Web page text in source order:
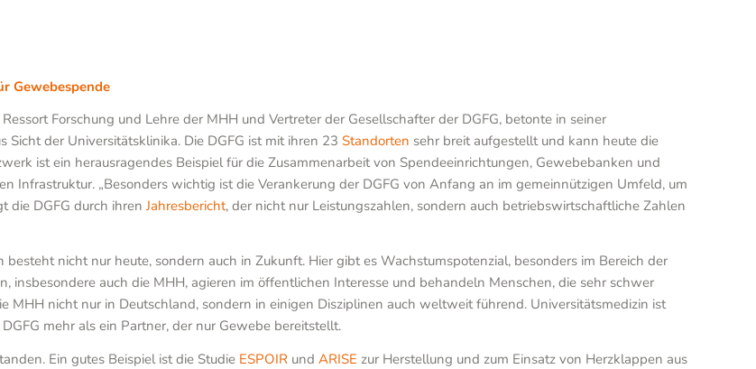
Gewebespende
Forschung und Lehre der MHH und Vertreter der Gesellschafter der DGFG, betonte in seiner
der Universitätsklinika. Die DGFG ist mit ihren 23 Standorten sehr breit aufgestellt und kann heute die
ist ein herausragendes Beispiel für die Zusammenarbeit von Spendeeinrichtungen, Gewebebanken und
Infrastruktur. „Besonders wichtig ist die Verankerung der DGFG von Anfang an im gemeinnützigen Umfeld, um
die DGFG durch ihren Jahresbericht, der nicht nur Leistungszahlen, sondern auch betriebswirtschaftliche Zahlen
nicht nur heute, sondern auch in Zukunft. Hier gibt es Wachstumspotenzial, besonders im Bereich der
insbesondere auch die MHH, agieren im öffentlichen Interesse und behandeln Menschen, die sehr schwer
MHH nicht nur in Deutschland, sondern in einigen Disziplinen auch weltweit führend. Universitätsmedizin ist
mehr als ein Partner, der nur Gewebe bereitstellt.
Ein gutes Beispiel ist die Studie ESPOIR und ARISE zur Herstellung und zum Einsatz von Herzklappen aus